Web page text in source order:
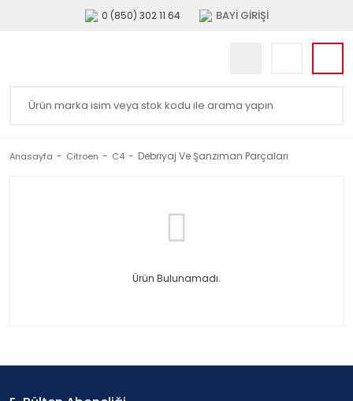
0 (850) 302 11 64 BAYİ GİRİŞİ
Anasayfa Citroen C4 Debriyaj Ve Şanzıman Parçaları
Ürün Bulunamadı.